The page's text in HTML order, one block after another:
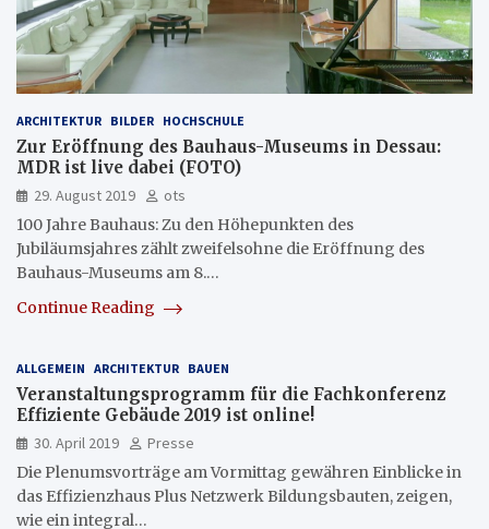
ARCHITEKTUR BILDER HOCHSCHULE
Zur Eröffnung des Bauhaus-Museums in Dessau:
MDR ist live dabei (FOTO)
29. August 2019
ots
100 Jahre Bauhaus: Zu den Höhepunkten des
Jubiläumsjahres zählt zweifelsohne die Eröffnung des
Bauhaus-Museums am 8.…
Continue Reading
ALLGEMEIN ARCHITEKTUR BAUEN
Veranstaltungsprogramm für die Fachkonferenz
Effiziente Gebäude 2019 ist online!
30. April 2019
Presse
Die Plenumsvorträge am Vormittag gewähren Einblicke in
das Effizienzhaus Plus Netzwerk Bildungsbauten, zeigen,
wie ein integral…